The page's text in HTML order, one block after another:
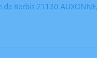
de Berbis 21130 AUXONNE,